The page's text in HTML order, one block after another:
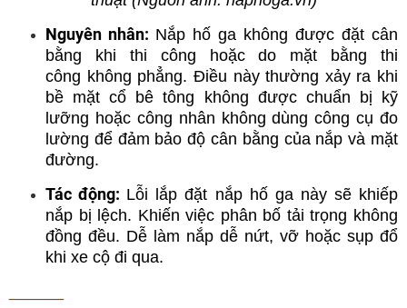
Nguyên nhân: Nắp hố ga không được đặt cân
bằng khi thi công hoặc do mặt bằng thi
công không phẳng. Điều này thường xảy ra khi
bề mặt cổ bê tông không được chuẩn bị kỹ
lưỡng hoặc công nhân không dùng công cụ đo
lường để đảm bảo độ cân bằng của nắp và mặt
đường.
Tác động: Lỗi lắp đặt nắp hố ga này sẽ khiếp
nắp bị lệch. Khiến việc phân bố tải trọng không
đồng đều. Dễ làm nắp dễ nứt, vỡ hoặc sụp đổ
khi xe cộ đi qua.